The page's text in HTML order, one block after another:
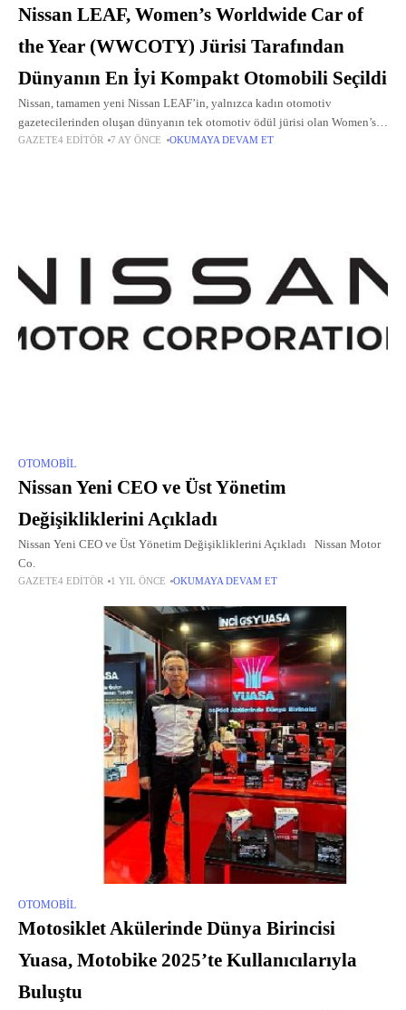
Nissan LEAF, Women’s Worldwide Car of
the Year (WWCOTY) Jürisi Tarafından
Dünyanın En İyi Kompakt Otomobili Seçildi
Nissan, tamamen yeni Nissan LEAF’in, yalnızca kadın otomotiv
gazetecilerinden oluşan dünyanın tek otomotiv ödül jürisi olan Women’s
Worldwide Car of the Year (Kadınlar Dünya Otomobili
GAZETE4 EDITÖR 7 AY ÖNCE OKUMAYA DEVAM ET
OTOMOBIL
Nissan Yeni CEO ve Üst Yönetim
Değişikliklerini Açıkladı
Nissan Yeni CEO ve Üst Yönetim Değişikliklerini Açıkladı Nissan Motor
Co.
GAZETE4 EDITÖR 1 YIL ÖNCE OKUMAYA DEVAM ET
OTOMOBIL
Motosiklet Akülerinde Dünya Birincisi
Yuasa, Motobike 2025’te Kullanıcılarıyla
Buluştu